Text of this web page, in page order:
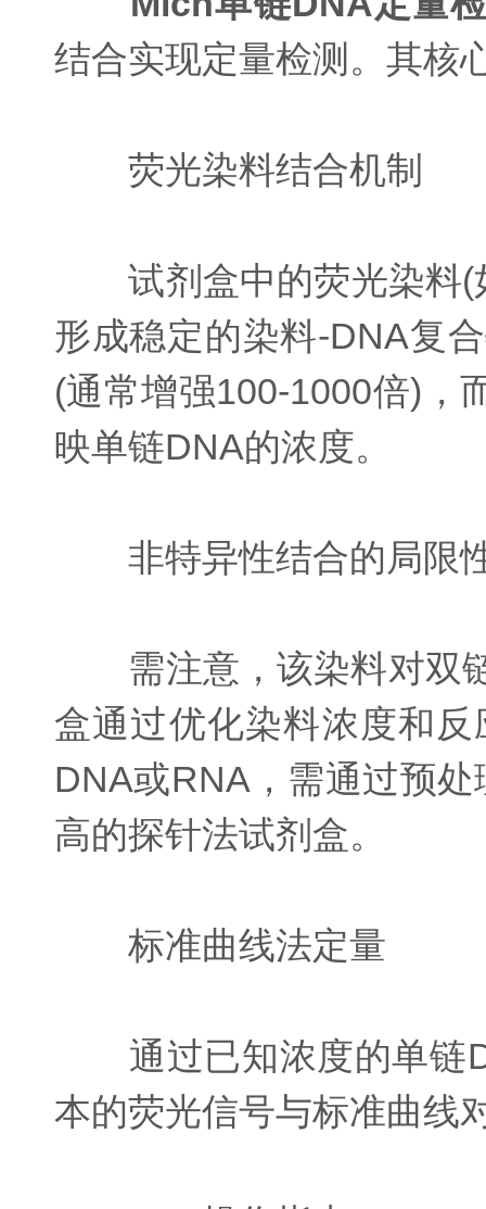
结合实现定量检测。其核
荧光染料结合机制
试剂盒中的荧光染料(
形成稳定的染料-DNA复
(通常增强100-1000倍)，
映单链DNA的浓度。
非特异性结合的局限
需注意，该染料对双链
盒通过优化染料浓度和
DNA或RNA，需通过预
高的探针法试剂盒。
标准曲线法定量
通过已知浓度的单链
本的荧光信号与标准曲线